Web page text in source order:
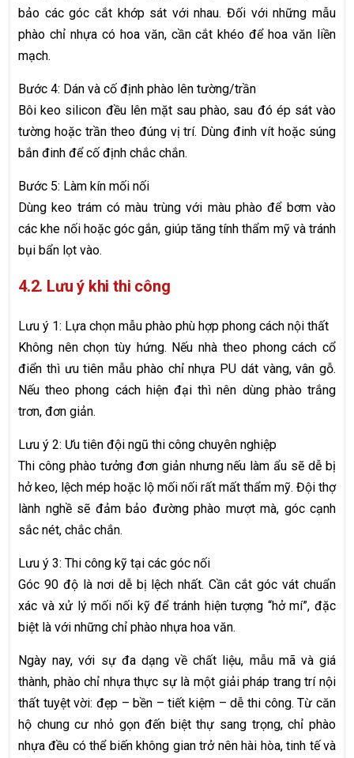
bảo các góc cắt khớp sát với nhau. Đối với những mẫu
phào chỉ nhựa có hoa văn, cần cắt khéo để hoa văn liền
mạch.
Bước 4: Dán và cố định phào lên tường/trần
Bôi keo silicon đều lên mặt sau phào, sau đó ép sát vào
tường hoặc trần theo đúng vị trí. Dùng đinh vít hoặc súng
bắn đinh để cố định chắc chắn.
Bước 5: Làm kín mối nối
Dùng keo trám có màu trùng với màu phào để bơm vào
các khe nối hoặc góc gắn, giúp tăng tính thẩm mỹ và tránh
bụi bẩn lọt vào.
4.2. Lưu ý khi thi công
Lưu ý 1: Lựa chọn mẫu phào phù hợp phong cách nội thất
Không nên chọn tùy hứng. Nếu nhà theo phong cách cổ
điển thì ưu tiên mẫu phào chỉ nhựa PU dát vàng, vân gỗ.
Nếu theo phong cách hiện đại thì nên dùng phào trắng
trơn, đơn giản.
Lưu ý 2: Ưu tiên đội ngũ thi công chuyên nghiệp
Thi công phào tưởng đơn giản nhưng nếu làm ẩu sẽ dễ bị
hở keo, lệch mép hoặc lộ mối nối rất mất thẩm mỹ. Đội thợ
lành nghề sẽ đảm bảo đường phào mượt mà, góc cạnh
sắc nét, chắc chắn.
Lưu ý 3: Thi công kỹ tại các góc nối
Góc 90 độ là nơi dễ bị lệch nhất. Cần cắt góc vát chuẩn
xác và xử lý mối nối kỹ để tránh hiện tượng “hở mí”, đặc
biệt là với những chỉ phào nhựa hoa văn.
Ngày nay, với sự đa dạng về chất liệu, mẫu mã và giá
thành, phào chỉ nhựa thực sự là một giải pháp trang trí nội
thất tuyệt vời: đẹp – bền – tiết kiệm – dễ thi công. Từ căn
hộ chung cư nhỏ gọn đến biệt thự sang trọng, chỉ phào
nhựa đều có thể biến không gian trở nên hài hòa, tinh tế và